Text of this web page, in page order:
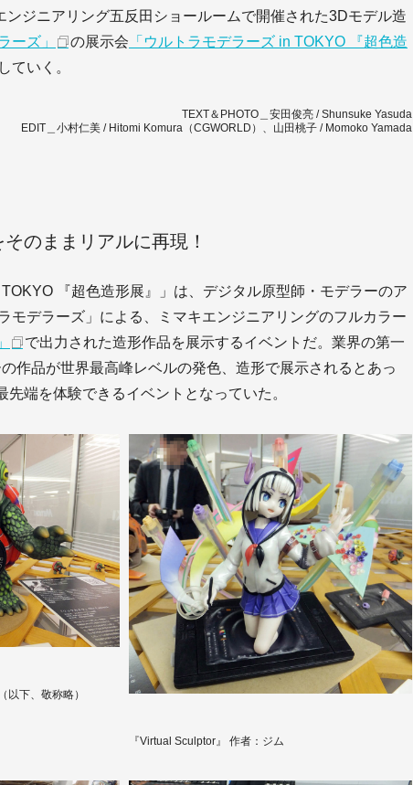
ンジニアリング五反田ショールームで開催された3Dモデル造
ーズ」 の展示会 「ウルトラモデラーズ in TOKYO 『超色造
ていく。
TEXT＆PHOTO＿安田俊亮 / Shunsuke Yasuda
EDIT＿小村仁美 / Hitomi Komura（CGWORLD）、山田桃子 / Momoko Yamada
のままリアルに再現！
TOKYO 『超色造形展』」は、デジタル原型師・モデラーのア
モデラーズ」による、ミマキエンジニアリングのフルカラー
で出力された造形作品を展示するイベントだ。業界の第一
作品が世界最高峰レベルの発色、造形で展示されるとあっ
端を体験できるイベントとなっていた。
以下、敬称略）
『Virtual Sculptor』 作者：ジム